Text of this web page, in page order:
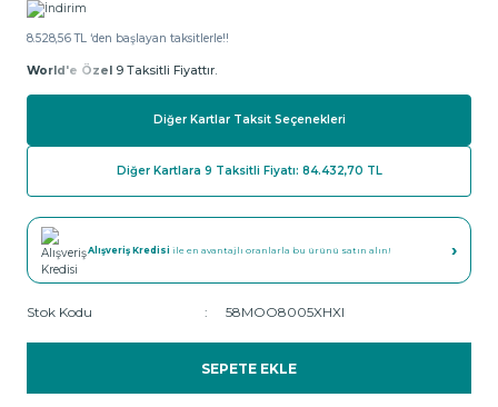
8.528,56 TL ‘den başlayan taksitlerle!!
World'e Özel 9 Taksitli Fiyattır.
Diğer Kartlar Taksit Seçenekleri
Diğer Kartlara 9 Taksitli Fiyatı: 84.432,70 TL
Alışveriş Kredisi ile en avantajlı oranlarla bu ürünü satın alın! ›
Stok Kodu 58MOO8005XHXI
SEPETE EKLE